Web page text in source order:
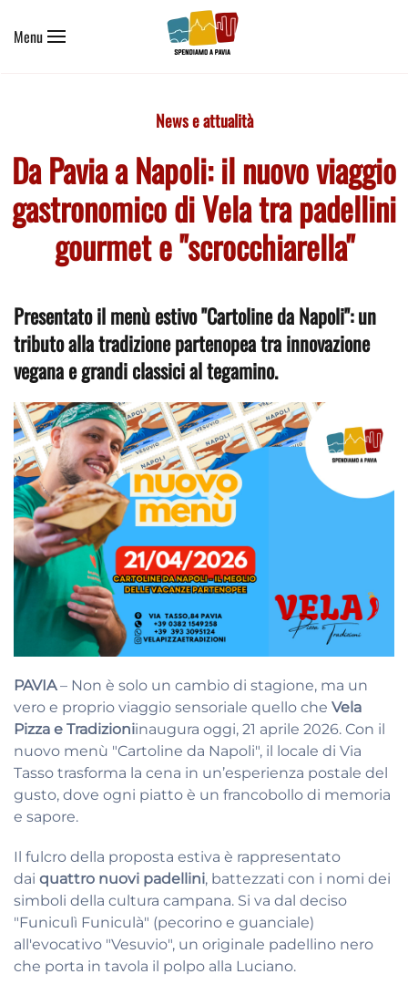
Skip to main content
Menu
News e attualità
Da Pavia a Napoli: il nuovo viaggio
gastronomico di Vela tra padellini
gourmet e "scrocchiarella"
Presentato il menù estivo "Cartoline da Napoli": un
tributo alla tradizione partenopea tra innovazione
vegana e grandi classici al tegamino.
PAVIA– Non è solo un cambio di stagione, ma un
vero e proprio viaggio sensoriale quello che Vela
Pizza e Tradizioniinaugura oggi, 21 aprile 2026. Con il
nuovo menù "Cartoline da Napoli", il locale di Via
Tasso trasforma la cena in un’esperienza postale del
gusto, dove ogni piatto è un francobollo di memoria
e sapore.
Il fulcro della proposta estiva è rappresentato
dai quattro nuovi padellini, battezzati con i nomi dei
simboli della cultura campana. Si va dal deciso
"Funiculì Funiculà" (pecorino e guanciale)
all'evocativo "Vesuvio", un originale padellino nero
che porta in tavola il polpo alla Luciano.